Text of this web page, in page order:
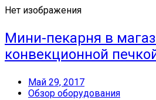
Нет изображения
Мини-пекарня в
конвекционной
Май 29, 2017
Обзор оборудования